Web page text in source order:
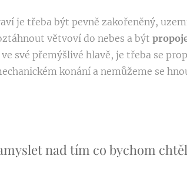
je třeba být pevně zakořeněný,
větvoví do nebes a být
své přemýšlivé hlavě, je třeba se
konání a nemůžeme se
nad tím co bychom